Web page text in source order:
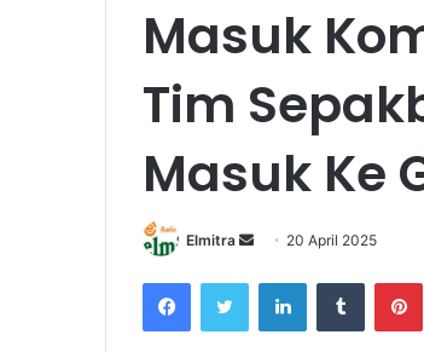
Masuk
Tim
Masuk Ke
Elmitra
Send
email
20 April 2025
FacebookTwitter LinkedInTumblr